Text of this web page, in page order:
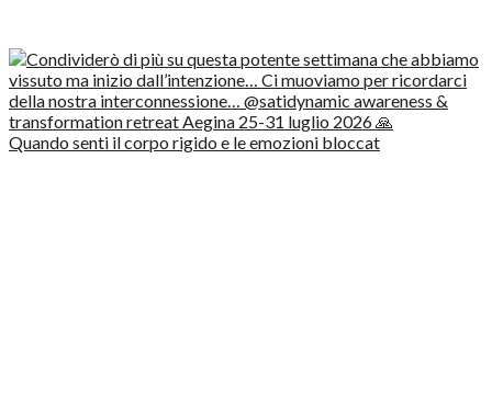
Quando senti il corpo rigido e le emozioni bloccat